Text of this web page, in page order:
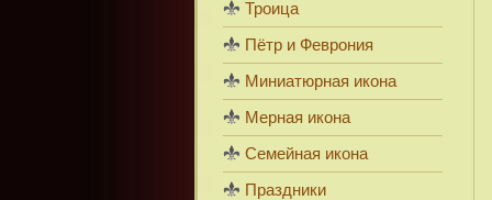
Троица
Пётр и Феврония
Миниатюрная икона
Мерная икона
Семейная икона
Праздники